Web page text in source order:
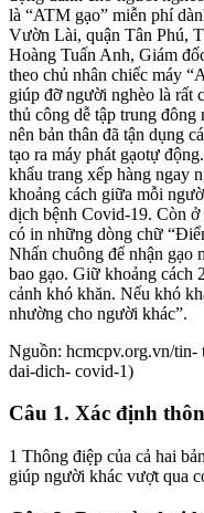
là “ATM gạo” miễn phí
Vườn Lài, quận Tân Phú,
Hoàng Tuấn Anh, Giám
theo chủ nhân chiếc máy
giúp đỡ người nghèo là rất
thủ công dễ tập trung
nên bản thân đã tận dụng
tạo ra máy phát gạotự
khẩu trang xếp hàng ngay
khoảng cách giữa mỗi
dịch bệnh Covid-19. Còn
có in những dòng chữ
Nhấn chuông để nhận
bao gạo. Giữ khoảng cách
cảnh khó khăn. Nếu khó
nhường cho người khác”.
Nguồn: hcmcpv.org.vn/tin-
dai-dich- covid-1)
Câu 1. Xác định
1 Thông điệp của cả hai
giúp người khác vượt qua